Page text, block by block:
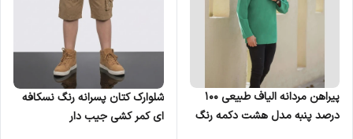
پیراهن مردانه الیاف طبیعی 100
درصد پنبه مدل هشت دکمه رنگ
شلوارک کتان پسرانه رنگ نسکافه
ای کمر کشی جیب دار